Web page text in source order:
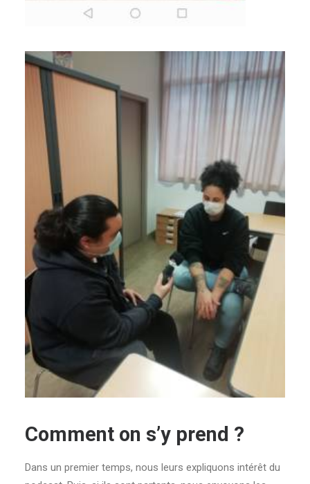
Comment on s’y prend ?
Dans un premier temps, nous leurs expliquons intérêt du